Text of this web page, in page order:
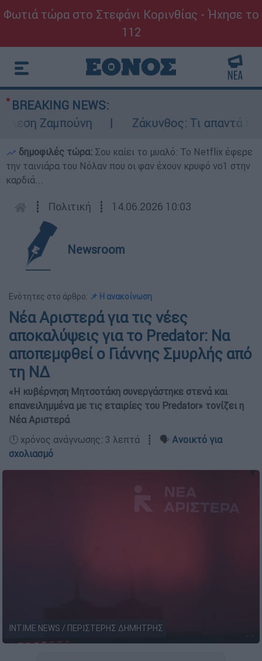
Φωτιά τώρα στο Στεφάνι Κορινθίας - Ήχησε το
112
BREAKING NEWS:
Ζαμπούνη
Ζάκυνθος: Τι απαντά η
δημοφιλές τώρα: Σου καίει το μυαλό: Το Netflix έφερε
την ταινιάρα του Νόλαν που οι φαν έχουν κρυφό νο1 στην
καρδιά...
┋ Πολιτική ┋ 14.06.2026 10:03
Newsroom
Ενότητες στο άρθρο: 📌 Η ανακοίνωση
Νέα Αριστερά για τις νέες
αποκαλύψεις για το Predator: Να
αποπεμφθεί ο Γιάννης Σμυρλής από
τη ΝΔ
«Η κυβέρνηση Μητσοτάκη συνεργάστηκε στενά και
επανειλημμένα με τις εταιρίες του Predator» τονίζει η
Νέα Αριστερά
🕛 χρόνος ανάγνωσης: 3 λεπτά ┋ 🗣️ Ανοικτό για
σχολιασμό
INTIME NEWS / ΠΕΡΙΣΤΕΡΗΣ ΔΗΜΗΤΡΗΣ